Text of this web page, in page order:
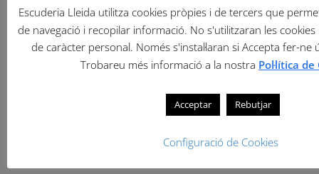
Hotels
Previsió meteorològica
Escuderia Lleida utilitza cookies pròpies i de tercers que
de navegació i recopilar informació. No s'utilitzaran les
de caràcter personal. Només s'instal·laran si Accepta fer-ne
Trobareu més informació a la nostra Pol·lítica
Acceptar Rebutjar
Configuració de Cookies